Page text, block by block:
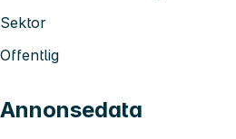
Sektor
Offentlig
Annonsedata